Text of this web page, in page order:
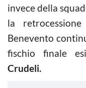
invece della
la
Benevento
fischio finale
Crudeli.